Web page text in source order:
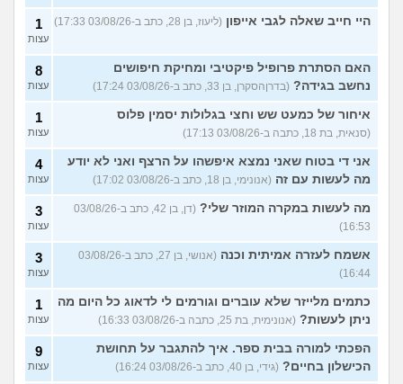
היי חייב שאלה לגבי אייפון (ליעוז, בן 28, כתב ב-03/08/26 17:33) 1
עצות
האם הסתרת פרופיל פיקטיבי ומחיקת חיפושים
נחשב בגידה? (בדרןהסקרן, בן 33, כתב ב-03/08/26 17:24)
8
עצות
איחור של כמעט שש וחצי בגלולות יסמין פלוס
(סנאית, בת 18, כתבה ב-03/08/26 17:13)
1
עצות
אני די בטוח שאני נמצא איפשהו על הרצף ואני לא יודע
מה לעשות עם זה (אנונימי, בן 18, כתב ב-03/08/26 17:02)
4
עצות
מה לעשות במקרה המוזר שלי?
(דן, בן 42, כתב ב-03/08/26
16:53)
3
עצות
אשמח לעזרה אמיתית וכנה
(אנושי, בן 27, כתב ב-03/08/26
16:44)
3
עצות
כתמים מלייזר שלא עוברים וגורמים לי לדאוג כל היום מה
ניתן לעשות? (אנונימית, בת 25, כתבה ב-03/08/26 16:33)
1
עצות
הפכתי למורה בבית ספר. איך להתגבר על תחושת
הכישלון בחיים? (גידי, בן 40, כתב ב-03/08/26 16:24)
9
עצות